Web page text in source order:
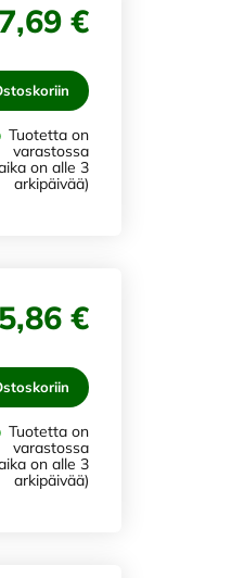
€
Tuotetta on
varastossa
on alle 3
arkipäivää)
€
Tuotetta on
varastossa
on alle 3
arkipäivää)